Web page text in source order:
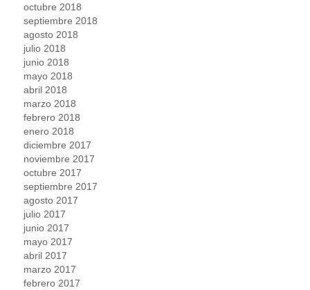
octubre 2018
septiembre 2018
agosto 2018
julio 2018
junio 2018
mayo 2018
abril 2018
marzo 2018
febrero 2018
enero 2018
diciembre 2017
noviembre 2017
octubre 2017
septiembre 2017
agosto 2017
julio 2017
junio 2017
mayo 2017
abril 2017
marzo 2017
febrero 2017